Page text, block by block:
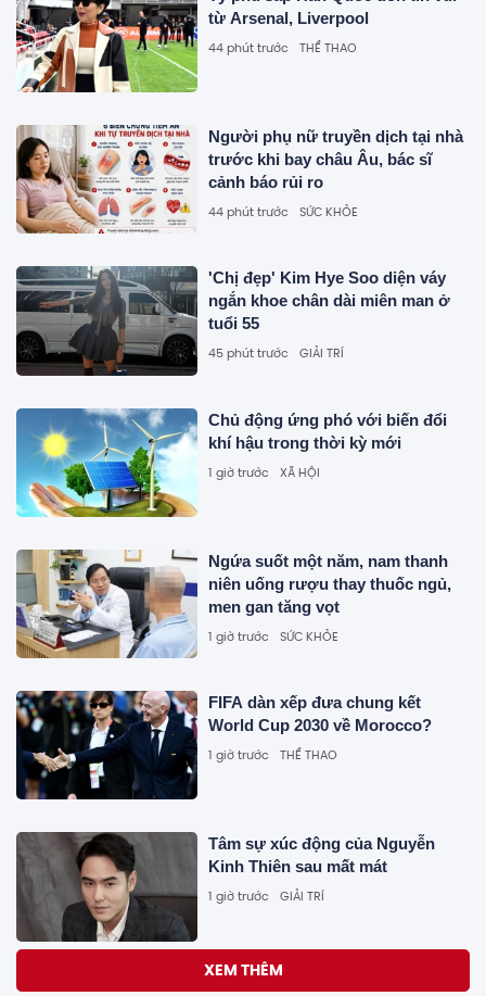
từ Arsenal, Liverpool
44 phút trước THỂ THAO
Người phụ nữ truyền dịch tại nhà
trước khi bay châu Âu, bác sĩ
cảnh báo rủi ro
44 phút trước SỨC KHỎE
'Chị đẹp' Kim Hye Soo diện váy
ngắn khoe chân dài miên man ở
tuổi 55
45 phút trước GIẢI TRÍ
Chủ động ứng phó với biến đổi
khí hậu trong thời kỳ mới
1 giờ trước XÃ HỘI
Ngứa suốt một năm, nam thanh
niên uống rượu thay thuốc ngủ,
men gan tăng vọt
1 giờ trước SỨC KHỎE
FIFA dàn xếp đưa chung kết
World Cup 2030 về Morocco?
1 giờ trước THỂ THAO
Tâm sự xúc động của Nguyễn
Kinh Thiên sau mất mát
1 giờ trước GIẢI TRÍ